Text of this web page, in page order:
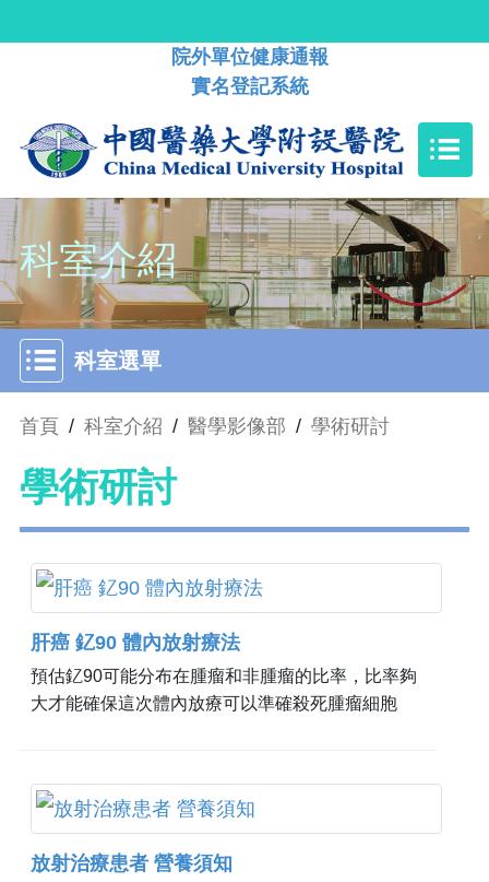
院外單位健康通報
實名登記系統
科室介紹
科室選單
首頁 / 科室介紹 / 醫學影像部 / 學術研討
學術研討
肝癌 釔90 體內放射療法
預估釔90可能分布在腫瘤和非腫瘤的比率，比率夠
大才能確保這次體內放療可以準確殺死腫瘤細胞
放射治療患者 營養須知